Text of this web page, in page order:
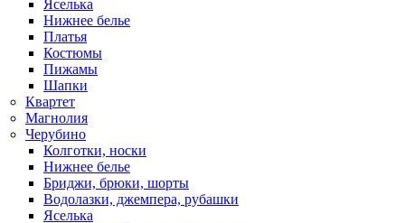
Яселька
Нижнее белье
Платья
Костюмы
Пижамы
Шапки
Квартет
Магнолия
Черубино
Колготки, носки
Нижнее белье
Бриджи, брюки, шорты
Водолазки, джемпера, рубашки
Яселька